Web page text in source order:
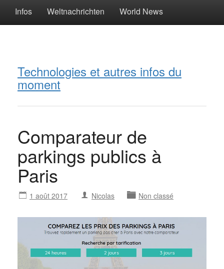
Infos Weltnachrichten World News
Technologies et autres infos du
moment
Comparateur de
parkings publics à
Paris
1 août 2017 Nicolas Non classé